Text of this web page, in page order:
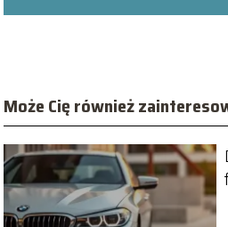
Może Cię również